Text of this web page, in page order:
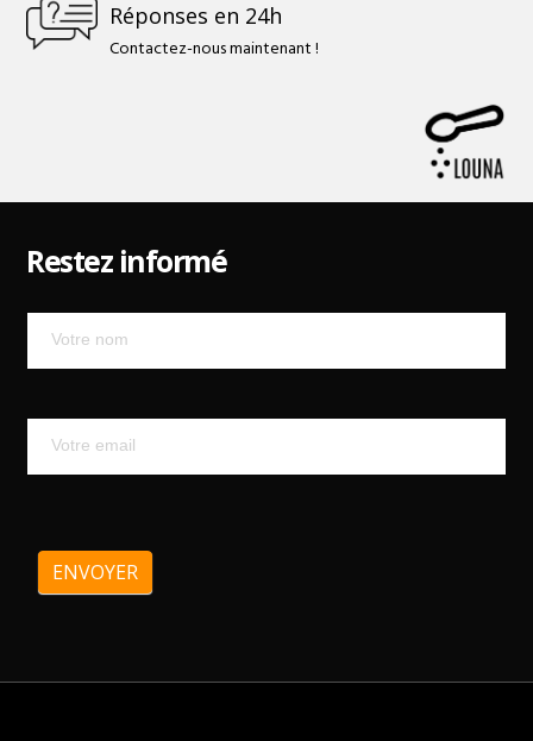
Réponses en 24h
Contactez-nous maintenant !
Restez informé
ENVOYER